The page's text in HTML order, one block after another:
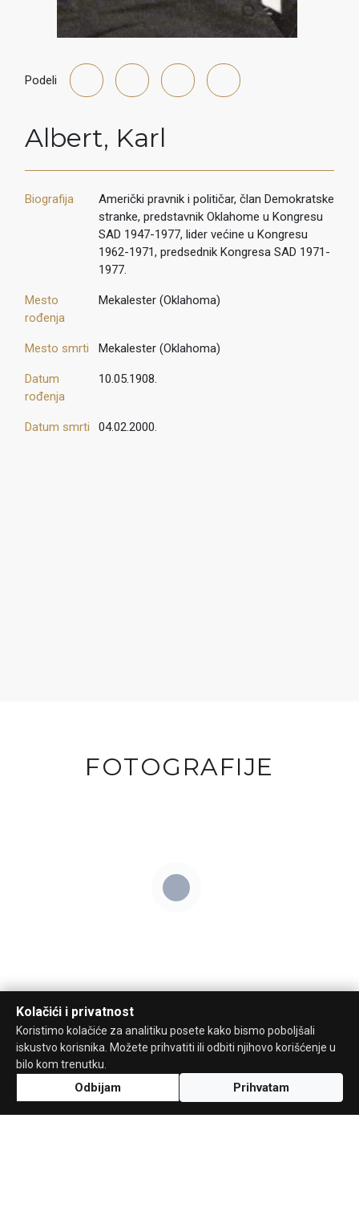
Podeli
Albert, Karl
Biografija
Američki pravnik i političar, član Demokratske
stranke, predstavnik Oklahome u Kongresu
SAD 1947-1977, lider većine u Kongresu
1962-1971, predsednik Kongresa SAD 1971-
1977.
Mesto
rođenja
Mekalester (Oklahoma)
Mesto smrti Mekalester (Oklahoma)
Datum
rođenja
10.05.1908.
Datum smrti 04.02.2000.
FOTOGRAFIJE
Kolačići i privatnost
Koristimo kolačiće za analitiku posete kako bismo poboljšali
iskustvo korisnika. Možete prihvatiti ili odbiti njihovo korišćenje u
bilo kom trenutku.
Odbijam Prihvatam